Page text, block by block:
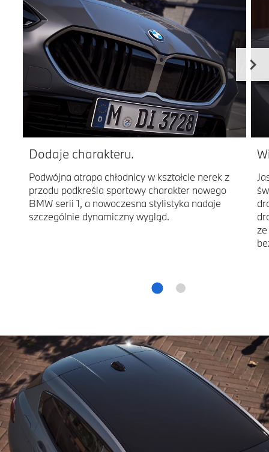
Dodaje charakteru.
Podwójna atrapa chłodnicy w kształcie nerek z
przodu podkreśla sportowy charakter nowego
BMW serii 1, a nowoczesna stylistyka nadaje
szczególnie dynamiczny wygląd.